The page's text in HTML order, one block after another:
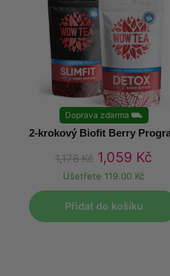
Doprava zdarma ⛟
2-krokový Biofit Berry
1,178Kč 1,059 Kč
Ušetřete 119.00 Kč
Přidat do košíku